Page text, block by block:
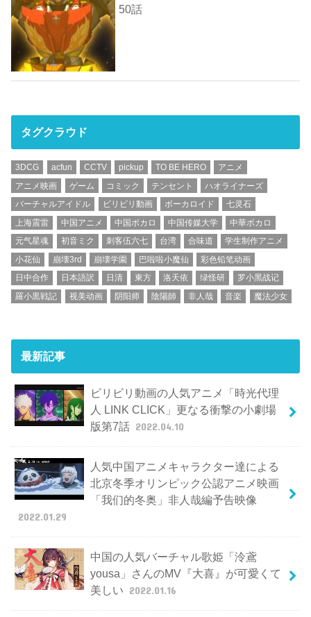
50話
タグクラウド
3DCG acfun CCTV pickup TO BE HERO
アニメ
アニメ映画
ゲーム コミック テンセント
ハオライナーズ
バーチャルアイドル
ビリビリ動画 ボーカロイド
七灵石
上海震雷
中国アニメ 中国ボカロ 中国传媒大学
中華ボカロ
元气星魂
初音ミク 刺客伍六七 台湾 合味道
学生制作アニメ
小花仙
崩壊3rd 崩壊学園 巴啦啦小魔仙
彩色铅笔动画
日中合作
日本語訳 日清 東方 洛天依 绿怪研
罗小黑战记
羅小黒戦記
视美动画 阴阳师 陰陽師 非人哉 音楽 魔法少女
最新記事
ビリビリ動画の人気アニメ「時光代理
人 LINK CLICK」更なる衝撃の小劇場
版第7話 2022.04.10
人気中国アニメキャラクター達による
北京冬季オリンピック公認アニメ映画
「我们的冬奥」非人哉編予告映像
2022.01.29
中国の人気バーチャル歌姫「泠鳶
yousa」さんのMV『大喜』が可愛くて
美しい 2022.01.16